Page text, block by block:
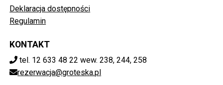
Deklaracja dostępności
Regulamin
KONTAKT
tel. 12 633 48 22 wew. 238, 244, 258
rezerwacja@groteska.pl